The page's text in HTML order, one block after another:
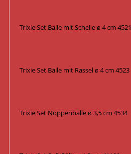
Trixie Set Bälle mit Schelle ø 4 cm 4521
Trixie Set Bälle mit Rassel ø 4 cm 4523
Trixie Set Noppenbälle ø 3,5 cm 4534